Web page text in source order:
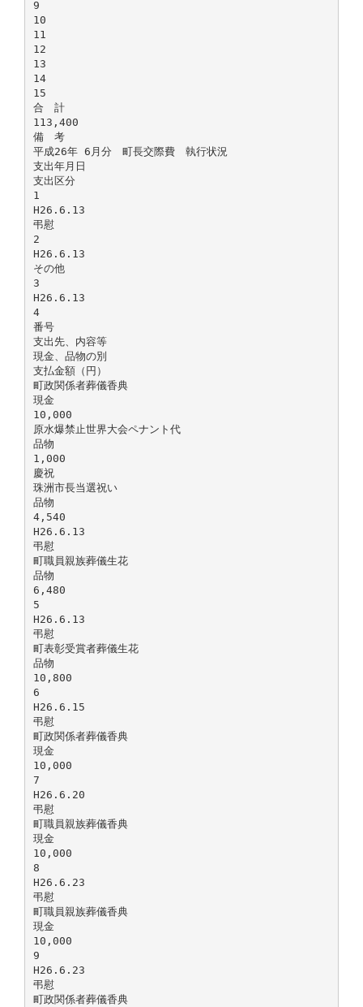
9
10
11
12
13
14
15
合 計
113,400
備 考
平成26年 6月分 町長交際費 執行状況
支出年月日
支出区分
1
H26.6.13
弔慰
2
H26.6.13
その他
3
H26.6.13
4
番号
支出先、内容等
現金、品物の別
支払金額（円）
町政関係者葬儀香典
現金
10,000
原水爆禁止世界大会ペナント代
品物
1,000
慶祝
珠洲市長当選祝い
品物
4,540
H26.6.13
弔慰
町職員親族葬儀生花
品物
6,480
5
H26.6.13
弔慰
町表彰受賞者葬儀生花
品物
10,800
6
H26.6.15
弔慰
町政関係者葬儀香典
現金
10,000
7
H26.6.20
弔慰
町職員親族葬儀香典
現金
10,000
8
H26.6.23
弔慰
町職員親族葬儀香典
現金
10,000
9
H26.6.23
弔慰
町政関係者葬儀香典